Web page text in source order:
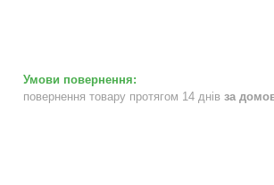
повернення товару протягом 14 днів за